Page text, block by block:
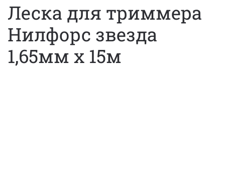
Леска для триммера
Нилфорс звезда
1,65мм x 15м